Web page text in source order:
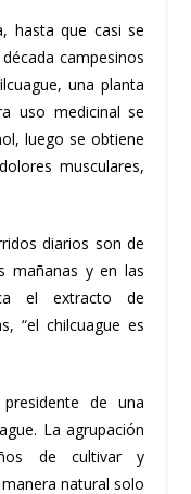
hasta que casi se
campesinos
una planta
uso medicinal se
luego se obtiene
musculares,
diarios son de
mañanas y en las
el extracto de
“el chilcuague es
de una
La agrupación
de cultivar y
natural solo